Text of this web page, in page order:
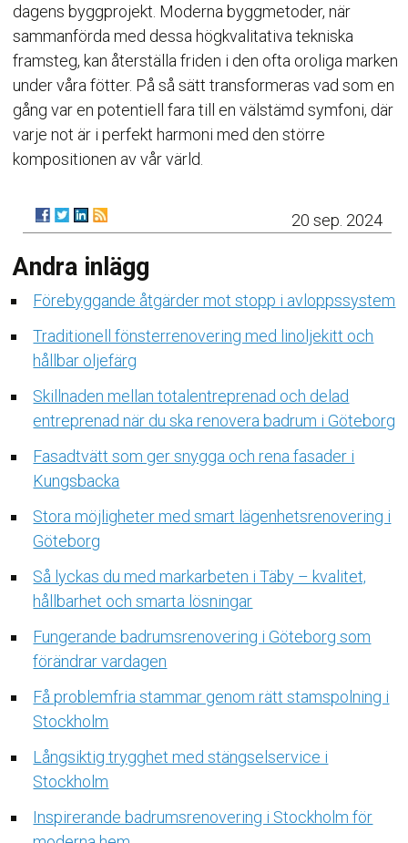
dagens byggprojekt. Moderna byggmetoder, när
sammanförda med dessa högkvalitativa tekniska
framsteg, kan återställa friden i den ofta oroliga marken
under våra fötter. På så sätt transformeras vad som en
gång var en potentiell fara till en välstämd symfoni, där
varje not är i perfekt harmoni med den större
kompositionen av vår värld.
20 sep. 2024
Andra inlägg
Förebyggande åtgärder mot stopp i avloppssystem
Traditionell fönsterrenovering med linoljekitt och
hållbar oljefärg
Skillnaden mellan totalentreprenad och delad
entreprenad när du ska renovera badrum i Göteborg
Fasadtvätt som ger snygga och rena fasader i
Kungsbacka
Stora möjligheter med smart lägenhetsrenovering i
Göteborg
Så lyckas du med markarbeten i Täby – kvalitet,
hållbarhet och smarta lösningar
Fungerande badrumsrenovering i Göteborg som
förändrar vardagen
Få problemfria stammar genom rätt stamspolning i
Stockholm
Långsiktig trygghet med stängselservice i
Stockholm
Inspirerande badrumsrenovering i Stockholm för